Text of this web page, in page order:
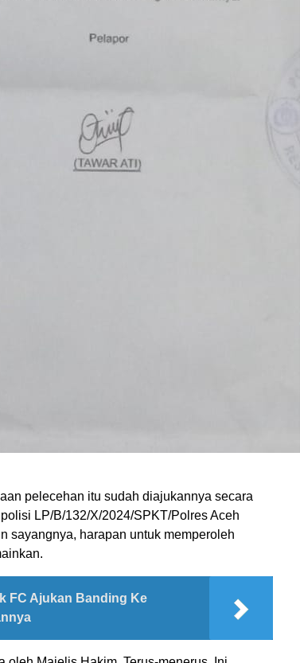
pelecehan itu sudah diajukannya secara
LP/B/132/X/2024/SPKT/Polres Aceh
sayangnya, harapan untuk memperoleh
FC Ajukan Banding Ke